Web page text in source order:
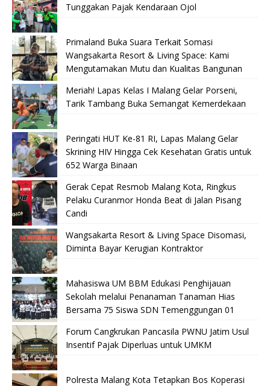
Tunggakan Pajak Kendaraan Ojol
Primaland Buka Suara Terkait Somasi
Wangsakarta Resort & Living Space: Kami
Mengutamakan Mutu dan Kualitas Bangunan
Meriah! Lapas Kelas I Malang Gelar Porseni,
Tarik Tambang Buka Semangat Kemerdekaan
Peringati HUT Ke-81 RI, Lapas Malang Gelar
Skrining HIV Hingga Cek Kesehatan Gratis untuk
652 Warga Binaan
Gerak Cepat Resmob Malang Kota, Ringkus
Pelaku Curanmor Honda Beat di Jalan Pisang
Candi
Wangsakarta Resort & Living Space Disomasi,
Diminta Bayar Kerugian Kontraktor
Mahasiswa UM BBM Edukasi Penghijauan
Sekolah melalui Penanaman Tanaman Hias
Bersama 75 Siswa SDN Temenggungan 01
Forum Cangkrukan Pancasila PWNU Jatim Usul
Insentif Pajak Diperluas untuk UMKM
Polresta Malang Kota Tetapkan Bos Koperasi